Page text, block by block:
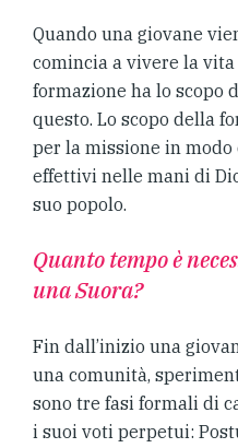
Quando una giovane
comincia a vivere la vita
formazione ha lo scopo
questo. Lo scopo della
per la missione in
effettivi nelle mani di
suo popolo.
Quanto tempo è
una Suora?
Fin dall’inizio una
una comunità,
sono tre fasi formali di
i suoi voti perpetui: